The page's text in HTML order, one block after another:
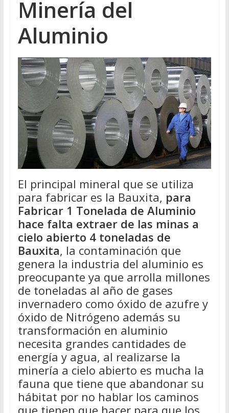
Minería del
Aluminio
El principal mineral que se utiliza
para fabricar es la Bauxita, para
Fabricar 1 Tonelada de Aluminio
hace falta extraer de las minas a
cielo abierto 4 toneladas de
Bauxita, la contaminación que
genera la industria del aluminio es
preocupante ya que arrolla millones
de toneladas al año de gases
invernadero como óxido de azufre y
óxido de Nitrógeno además su
transformación en aluminio
necesita grandes cantidades de
energía y agua, al realizarse la
minería a cielo abierto es mucha la
fauna que tiene que abandonar su
hábitat por no hablar los caminos
que tienen que hacer para que los